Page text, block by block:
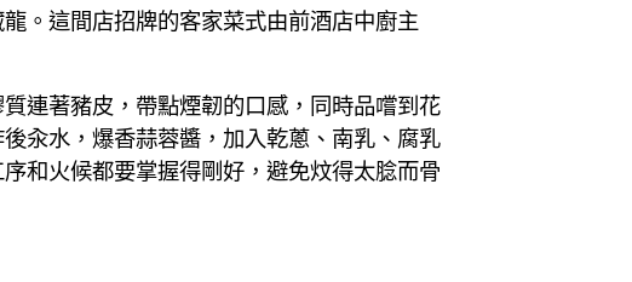
。這間店招牌的客家菜式由前酒店中廚主
連著豬皮，帶點煙韌的口感，同時品嚐到花
汆水，爆香蒜蓉醬，加入乾蔥、南乳、腐乳
和火候都要掌握得剛好，避免炆得太腍而骨